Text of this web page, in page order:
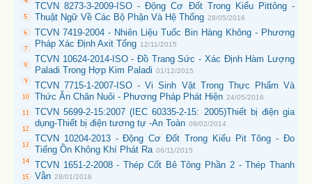
TCVN 8273-3-2009-ISO - Động Cơ Đốt Trong Kiểu Pittông -
Thuật Ngữ Về Các Bộ Phận Và Hệ Thống 28/05/2016
TCVN 7419-2004 - Nhiên Liệu Tuốc Bin Hàng Không - Phương
Pháp Xác Định Axit Tổng 12/11/2015
TCVN 10624-2014-ISO - Đồ Trang Sức - Xác Định Hàm Lượng
Paladi Trong Hợp Kim Paladi 01/12/2015
TCVN 7715-1-2007-ISO - Vi Sinh Vật Trong Thực Phẩm Và
Thức Ăn Chăn Nuôi - Phương Pháp Phát Hiện 24/05/2016
TCVN 5699-2-15:2007 (IEC 60335-2-15: 2005)Thiết bị điện gia
dụng-Thiết bị điện tương tự -An Toàn 09/02/2014
TCVN 10204-2013 - Động Cơ Đốt Trong Kiểu Pit Tông - Đo
Tiếng Ồn Không Khí Phát Ra 06/11/2015
TCVN 1651-2-2008 - Thép Cốt Bê Tông Phần 2 - Thép Thanh
Vằn 28/01/2016